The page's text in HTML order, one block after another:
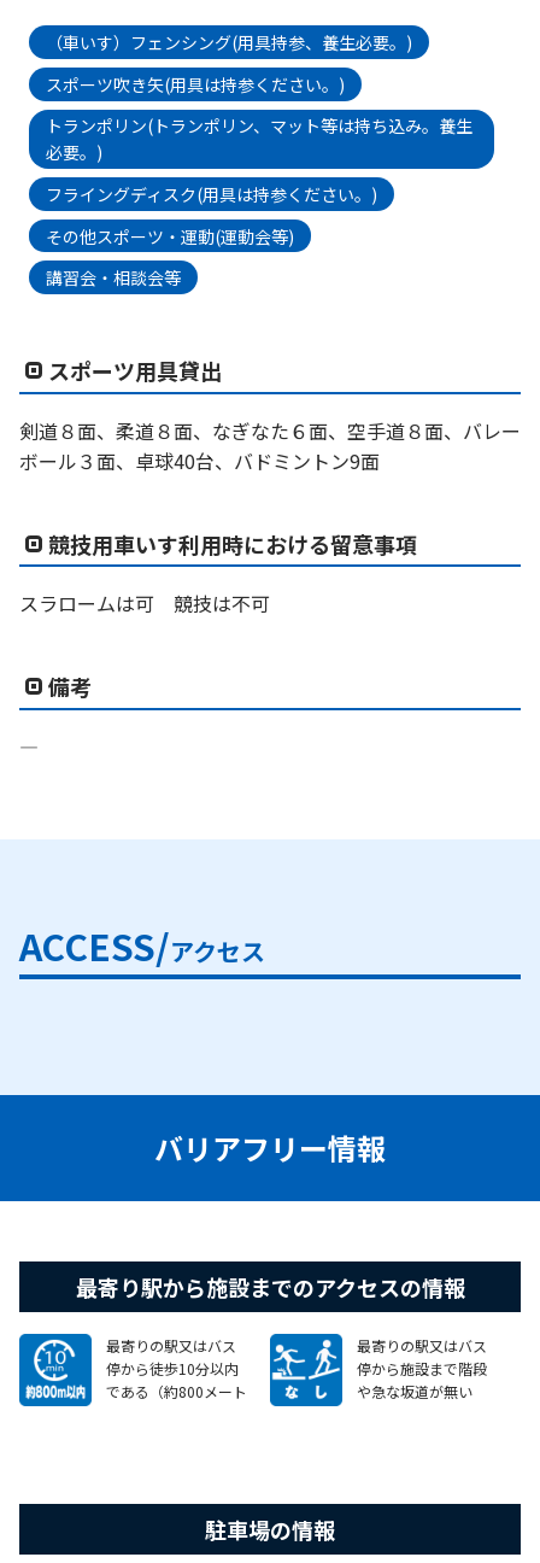
（車いす）フェンシング(用具持参、養生必要。)
スポーツ吹き矢(用具は持参ください。)
トランポリン(トランポリン、マット等は持ち込み。養生
必要。)
フライングディスク(用具は持参ください。)
その他スポーツ・運動(運動会等)
講習会・相談会等
スポーツ用具貸出
剣道８面、柔道８面、なぎなた６面、空手道８面、バレー
ボール３面、卓球40台、バドミントン9面
競技用車いす利用時における留意事項
スラロームは可 競技は不可
備考
―
ACCESS/アクセス
バリアフリー情報
最寄り駅から施設までのアクセスの情報
最寄りの駅又はバス
停から徒歩10分以内
である（約800メート
最寄りの駅又はバス
停から施設まで階段
や急な坂道が無い
駐車場の情報